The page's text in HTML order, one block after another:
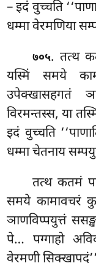
– इदं वुच्चति
धम्मा वेरमणिया
७०५. तत्थ
यस्मिं समये
उपेक्खासहगतं
विरमन्तस्स, या
इदं वुच्चति
धम्मा चेतनाय
तत्थ कतमं
समये कामावचरं
ञाणविप्पयुत्तं
पे… पग्गाहो
वेरमणी